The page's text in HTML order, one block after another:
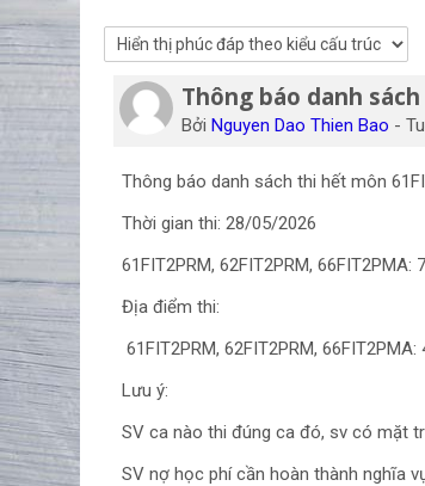
Thông báo danh
BởiNguyen Dao Thien Bao -
Số lượng các câu trả lời: 0
Thông báo danh sách thi hết môn
Thời gian thi: 28/05/2026
61FIT2PRM, 62FIT2PRM,
Địa điểm thi:
61FIT2PRM, 62FIT2PRM, 66FIT2PMA:
Lưu ý:
SV ca nào thi đúng ca đó, sv có mặt
SV nợ học phí cần hoàn thành nghĩa